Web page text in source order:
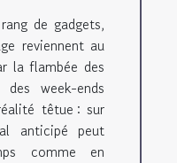
de gadgets,
reviennent au
la flambée des
week-ends
têtue : sur
anticipé peut
comme en